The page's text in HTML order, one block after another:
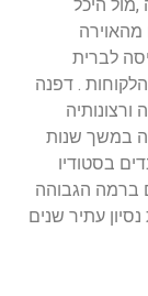
,מול היכל
מהאוירה
לברית
זמינה לרשות הלקוחות . דפנה
במשך שנות
בסטודיו
ברמה הגבוהה
עתיר שנים